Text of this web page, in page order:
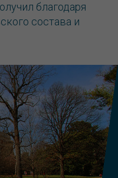
благодаря
состава и